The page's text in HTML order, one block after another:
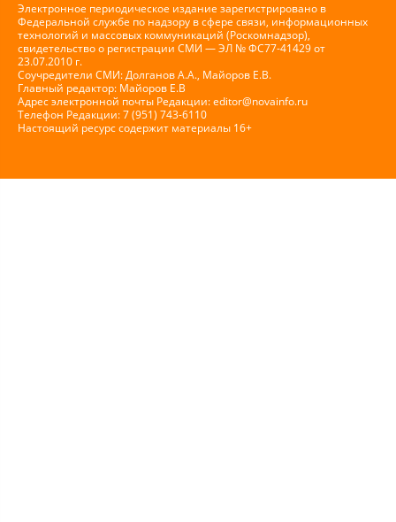
Электронное периодическое издание зарегистрировано в
Федеральной службе по надзору в сфере связи, информационных
технологий и массовых коммуникаций (Роскомнадзор),
свидетельство о регистрации СМИ — ЭЛ № ФС77-41429 от
23.07.2010 г.
Соучредители СМИ: Долганов А.А., Майоров Е.В.
Главный редактор: Майоров Е.В
Адрес электронной почты Редакции:editor@novainfo.ru
Телефон Редакции: 7 (951) 743-6110
Настоящий ресурс содержит материалы 16+